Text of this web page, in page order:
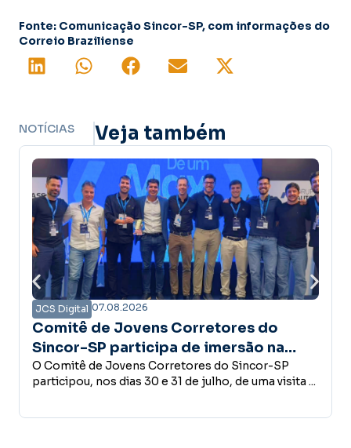
Fonte: Comunicação Sincor-SP, com informações do
Correio Braziliense
NOTÍCIAS Veja também
Corretores do
de imersão na
estrutura do Grupo
do Sincor-SP
de julho, de uma visita ...
Campanha Amanhã
confiança é a base do
desenvolvimento
Empreender, investir,
conceder crédito ou abrir